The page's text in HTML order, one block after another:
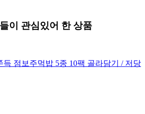
이 관심있어 한 상품
득 점보주먹밥 5종 10팩 골라담기 / 저당